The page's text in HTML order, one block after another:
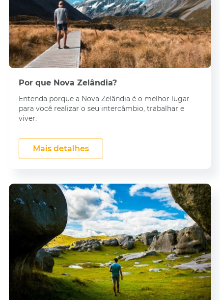
Por que Nova Zelândia?
Entenda porque a Nova Zelândia é o melhor lugar
para você realizar o seu intercâmbio, trabalhar e
viver.
Mais detalhes